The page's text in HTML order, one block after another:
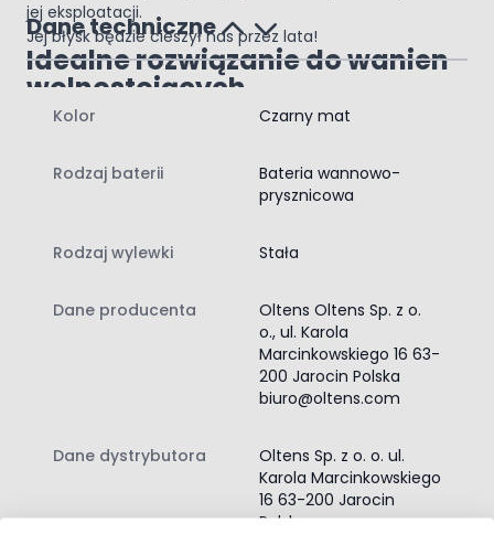
jej eksploatacji.
Jej błysk będzie cieszył nas przez lata!
Idealne rozwiązanie do wanien
wolnostojących
Bateria do montażu stojącego, w podłodze. W komplecie
Zawartość zestawu:
bateria wannowo-prysznicowa
wąż prysznicowy z obrotową końcówką
Dane techniczne
Kolor Czarny mat
Rodzaj baterii
Bateria wannowo-
prysznicowa
Rodzaj wylewki Stała
Dane producenta
Oltens Oltens Sp. z o.
o., ul. Karola
Marcinkowskiego 16 63-
200 Jarocin Polska
biuro@oltens.com
Dane dystrybutora
Oltens Sp. z o. o. ul.
Karola Marcinkowskiego
16 63-200 Jarocin
Polska